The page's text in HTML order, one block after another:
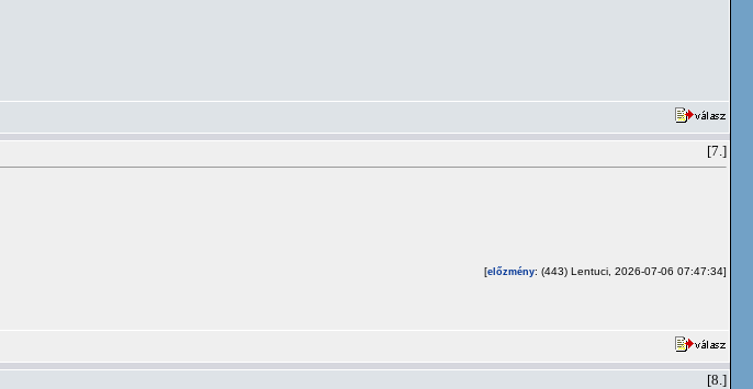
[7.]
[előzmény: (443) Lentuci, 2026-07-06 07:47:34]
[8.]